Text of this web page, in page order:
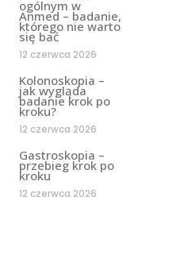
ogólnym w
Anmed – badanie,
którego nie warto
się bać
12 czerwca 2026
Kolonoskopia –
jak wygląda
badanie krok po
kroku?
12 czerwca 2026
Gastroskopia –
przebieg krok po
kroku
12 czerwca 2026